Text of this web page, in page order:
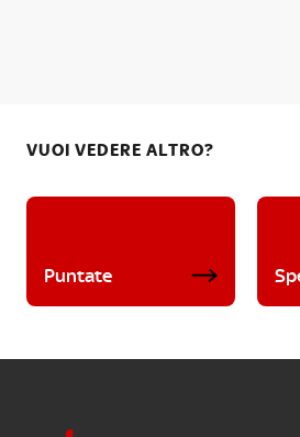
VUOI VEDERE ALTRO?
Puntate